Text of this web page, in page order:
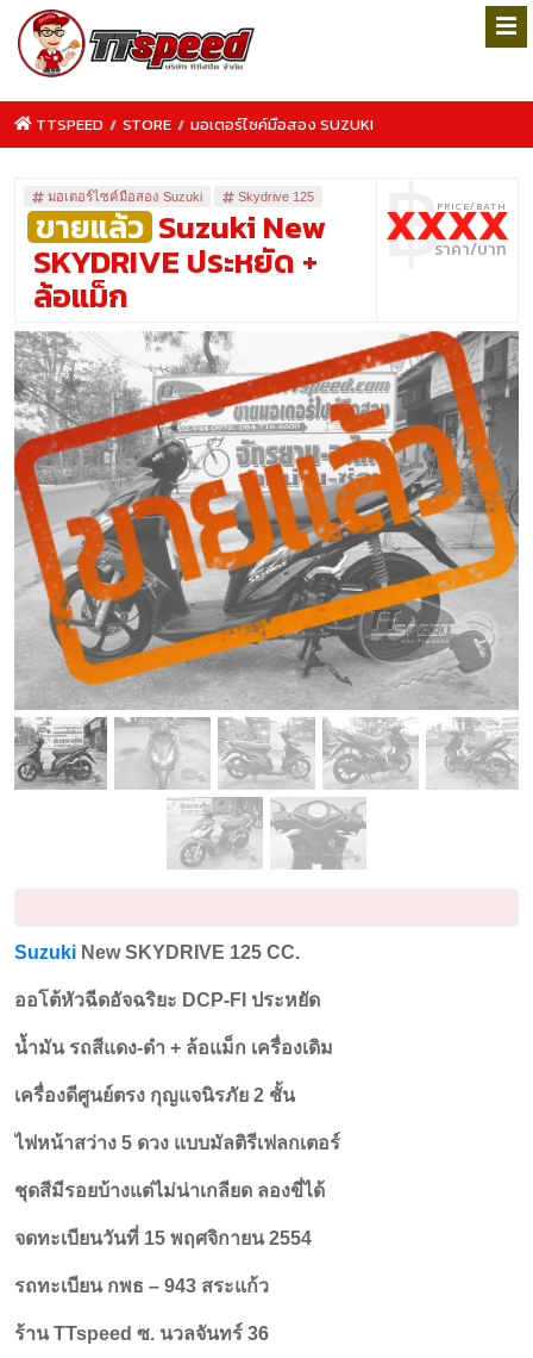
TTSPEED.COM
TTSPEED / STORE / มอเตอร์ไซค์มือสอง SUZUKI
Skydrive 125
มอเตอร์ไซค์มือสอง Suzuki
ขายแล้ว Suzuki New
SKYDRIVE ประหยัด +
ล้อแม็ก
XXXX
฿
Suzuki New SKYDRIVE 125 CC.
ออโต้หัวฉีดอัจฉริยะ DCP-FI ประหยัด
น้ำมัน รถสีแดง-ดำ + ล้อแม็ก เครื่องเดิม
เครื่องดีศูนย์ตรง กุญแจนิรภัย 2 ชั้น
ไฟหน้าสว่าง 5 ดวง แบบมัลติรีเฟลกเตอร์
ชุดสีมีรอยบ้างแต่ไม่น่าเกลียด ลองขี่ได้
จดทะเบียนวันที่ 15 พฤศจิกายน 2554
รถทะเบียน กพธ – 943 สระแก้ว
ร้าน TTspeed ซ. นวลจันทร์ 36